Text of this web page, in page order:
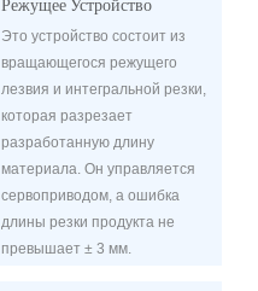
Режущее Устройство
Это устройство состоит из
вращающегося режущего
лезвия и интегральной резки,
которая разрезает
разработанную длину
материала. Он управляется
сервоприводом, а ошибка
длины резки продукта не
превышает ± 3 мм.